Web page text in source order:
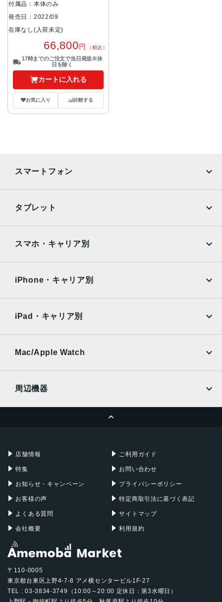
付属品：本体のみ
発売日：2022/09
在庫なし(入荷未定)
66,800円 （税込）
17時までのご注文で当日発送※休
日を除く
カートに入れる
お気に入り 比較する
スマートフォン
AQUOS
OPPO Android
タブレット
Surface
Xiaomi Tablet
スマホ・キャリア別
Ymobile
UQmobile
iPhone・キャリア別
Ymobile
UQmobile
iPad・キャリア別
Mac/Apple Watch
周辺機器
店舗情報
特集
お知らせ・キャンペーン
お客様の声
よくある質問
会社概要
ご利用ガイド
お問い合わせ
プライバシーポリシー
特定商取引法に基づく表記
サイトマップ
利用規約
〒110-0005
東京都台東区上野4-7-8 アメ横センタービル1F-27
TEL : 03-3834-3749（10:00～20:00 定休日：第3水曜日）